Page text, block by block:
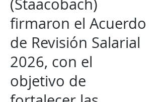
(Staacobach)
firmaron el Acuerdo
de Revisión Salarial
2026, con el
objetivo de